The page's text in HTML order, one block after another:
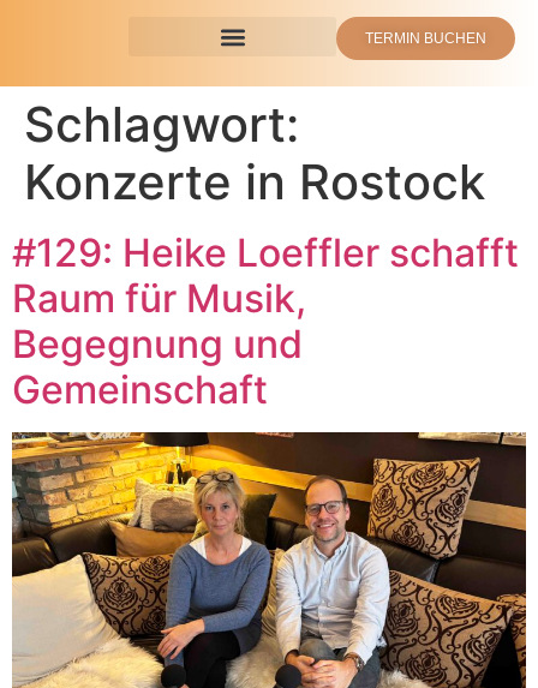
TERMIN BUCHEN
Schlagwort:
Konzerte in Rostock
#129: Heike Loeffler schafft
Raum für Musik,
Begegnung und
Gemeinschaft